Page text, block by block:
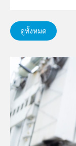
ดูทั้งหมด